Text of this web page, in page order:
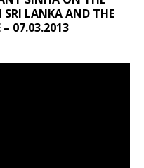
SRI LANKA AND THE
07.03.2013